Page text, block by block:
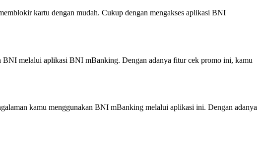
kartu dengan mudah. Cukup dengan mengakses aplikasi BNI
melalui aplikasi BNI mBanking. Dengan adanya fitur cek promo ini, kamu
kamu menggunakan BNI mBanking melalui aplikasi ini. Dengan adanya